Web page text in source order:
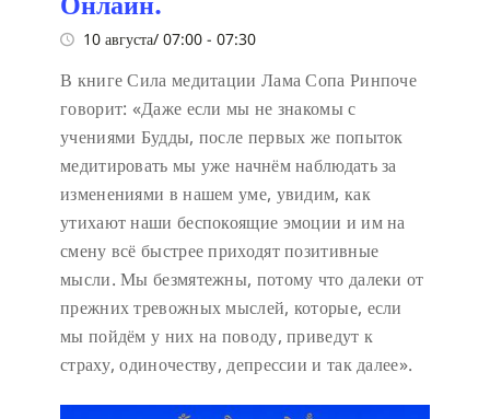
10 августа/ 07:00 - 07:30
В книге Сила медитации Лама Сопа Ринпоче
говорит: «Даже если мы не знакомы с
учениями Будды, после первых же попыток
медитировать мы уже начнём наблюдать за
изменениями в нашем уме, увидим, как
утихают наши беспокоящие эмоции и им на
смену всё быстрее приходят позитивные
мысли. Мы безмятежны, потому что далеки от
прежних тревожных мыслей, которые, если
мы пойдём у них на поводу, приведут к
страху, одиночеству, депрессии и так далее».